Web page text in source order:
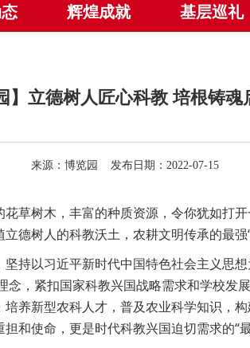
辉煌成就 基层巡礼
】立德树人匠心科教 培根铸魂
来源：博览园 发布日期：2022-07-15
草树木，丰富的种质资源，令你犹如打
德树人的科教沃土，农耕文明传承的最强“
持以习近平新时代中国特色社会主义思
，紧扣国家科教兴国战略需求和学校发
养新型农科人才，普及农业科学知识，
和使命，更是时代科教兴国迫切需求的“最